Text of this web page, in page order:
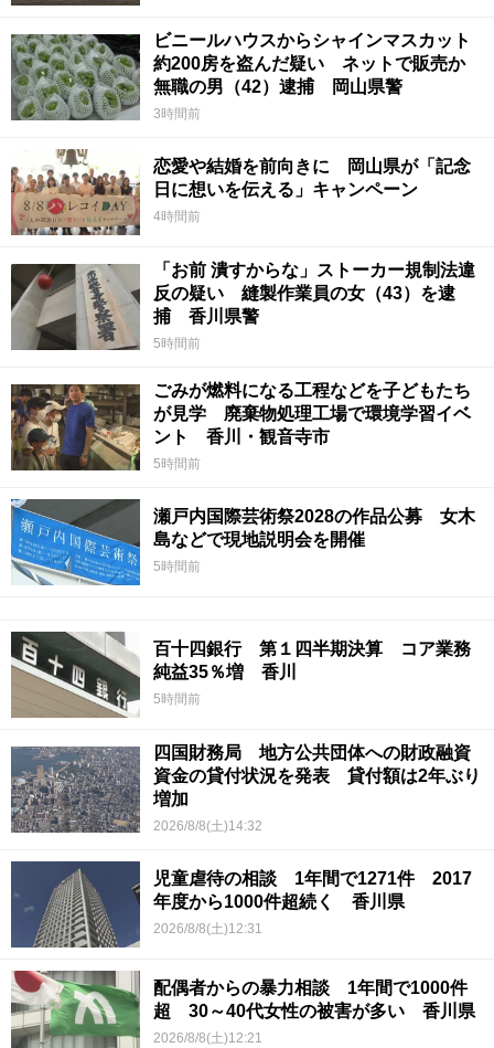
ビニールハウスからシャインマスカット
約200房を盗んだ疑い ネットで販売か
無職の男（42）逮捕 岡山県警
3時間前
恋愛や結婚を前向きに 岡山県が「記念
日に想いを伝える」キャンペーン
4時間前
「お前 潰すからな」ストーカー規制法違
反の疑い 縫製作業員の女（43）を逮
捕 香川県警
5時間前
ごみが燃料になる工程などを子どもたち
が見学 廃棄物処理工場で環境学習イベ
ント 香川・観音寺市
5時間前
瀬戸内国際芸術祭2028の作品公募 女木
島などで現地説明会を開催
5時間前
百十四銀行 第１四半期決算 コア業務
純益35％増 香川
5時間前
四国財務局 地方公共団体への財政融資
資金の貸付状況を発表 貸付額は2年ぶり
増加
2026/8/8(土)14:32
児童虐待の相談 1年間で1271件 2017
年度から1000件超続く 香川県
2026/8/8(土)12:31
配偶者からの暴力相談 1年間で1000件
超 30～40代女性の被害が多い 香川県
2026/8/8(土)12:21